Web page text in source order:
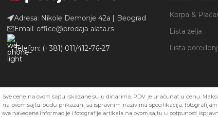
Adresa: Nikole Demonje 42a | Beograd
Email: office@prodaja-alata.rs
Telefon: (+381) 011/412-76-27
Korpa &
Lista želja
Lista
Sve cene na ovom sajtu iskazane su u dinarima. PDV je uračunat u cenu.
na ovom sajtu budu prikazani sa ispravnim nazivima specifikacija,
sve navedene informacije i fotografije artikala na ovom sajtu u potpunosti